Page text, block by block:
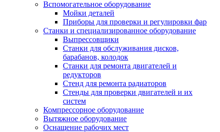
Вспомогательное оборудование
Мойки деталей
Приборы для проверки и регулировки фар
Станки и специализированное оборудование
Выпрессовщики
Станки для обслуживания дисков,
барабанов, колодок
Станки для ремонта двигателей и
редукторов
Стенд для ремонта радиаторов
Стенды для проверки двигателей и их
систем
Компрессорное оборудование
Вытяжное оборудование
Оснащение рабочих мест